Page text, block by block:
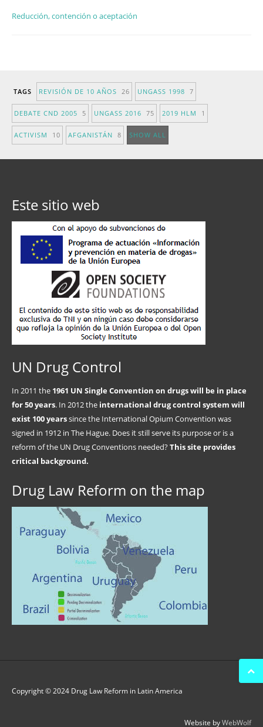
Reducción, contención o aceptación
TAGS REVISIÓN DE 10 AÑOS 26 UNGASS 1998 7
DEBATE CND 2005 5 UNGASS 2016 75 2019 HLM 1
ACTIVISM 10 AFGANISTÁN 8 SHOW ALL
Este sitio web
UN Drug Control
In 2011 the 1961 UN Single Convention on drugs will be in place
for 50 years. In 2012 the international drug control system will
exist 100 yearssince the International Opium Convention was
signed in 1912 in The Hague. Does it still serve its purpose or is a
reform of the UN Drug Conventions needed?This site provides
critical background.
Drug Law Reform on the map
Copyright © 2024 Drug Law Reform in Latin America
Website byWebWolf